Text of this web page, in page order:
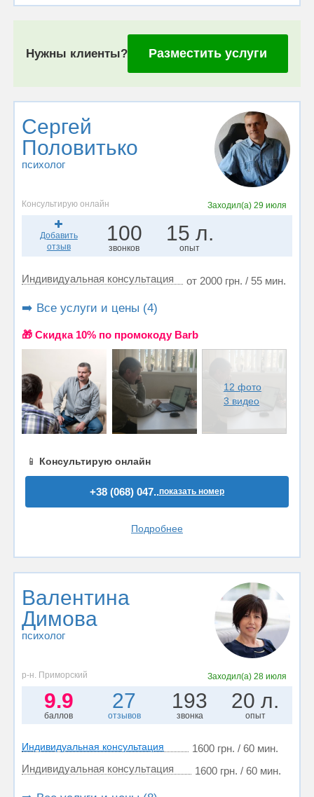
Нужны клиенты? Разместить услуги
Сергей
Половитько
психолог
Консультирую онлайн Заходил(а)29 июля
Добавить
отзыв
100
звонков
15 л.
опыт
Индивидуальная консультация от 2000 грн. / 55 мин.
➡️ Все услуги и цены (4)
🎁 Cкидка 10% по промокоду Barb
12 фото
3 видео
📱 Консультирую онлайн
+38 (068) 047..показать номер
Подробнее
Валентина
Димова
психолог
р-н. Приморский Заходил(а)28 июля
9.9
баллов
27
отзывов
193
звонка
20 л.
опыт
Индивидуальная консультация
1600 грн. / 60 мин.
Индивидуальная консультация
1600 грн. / 60 мин.